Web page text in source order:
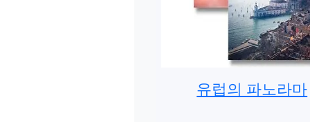
유럽의 파노라마